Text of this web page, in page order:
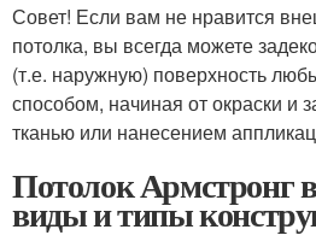
Совет! Если вам не нравится
потолка, вы всегда можете
(т.е. наружную) поверхность
способом, начиная от окраски и
тканью или нанесением
Потолок Армстронг
виды и типы